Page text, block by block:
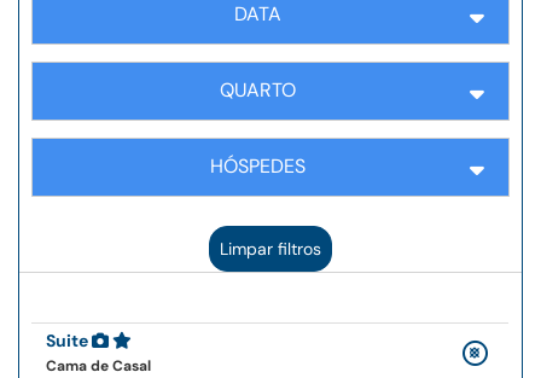
DATA
QUARTO
HÓSPEDES
Limpar filtros
Suite
Cama de Casal